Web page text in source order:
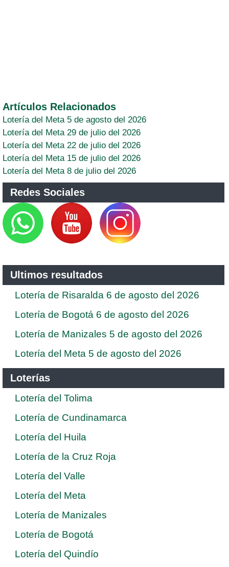
Artículos Relacionados
Lotería del Meta 5 de agosto del 2026
Lotería del Meta 29 de julio del 2026
Lotería del Meta 22 de julio del 2026
Lotería del Meta 15 de julio del 2026
Lotería del Meta 8 de julio del 2026
Redes Sociales
Ultimos resultados
Lotería de Risaralda 6 de agosto del 2026
Lotería de Bogotá 6 de agosto del 2026
Lotería de Manizales 5 de agosto del 2026
Lotería del Meta 5 de agosto del 2026
Loterías
Lotería del Tolima
Lotería de Cundinamarca
Lotería del Huila
Lotería de la Cruz Roja
Lotería del Valle
Lotería del Meta
Lotería de Manizales
Lotería de Bogotá
Lotería del Quindío